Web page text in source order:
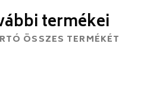
termékei
ÖSSZES TERMÉKÉT